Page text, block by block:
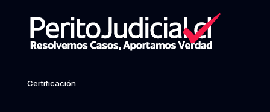
Certificación